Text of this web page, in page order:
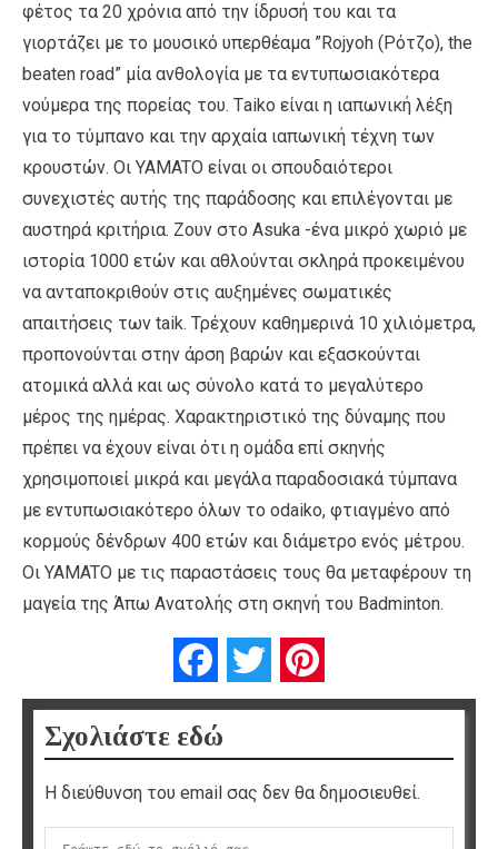
φέτος τα 20 χρόνια από την ίδρυσή του και τα
γιορτάζει με το μουσικό υπερθέαμα ”Rojyoh (Ρότζο), the
beaten road” μία ανθολογία με τα εντυπωσιακότερα
νούμερα της πορείας του. Τaiko είναι η ιαπωνική λέξη
για το τύμπανο και την αρχαία ιαπωνική τέχνη των
κρουστών. Οι YAMATO είναι οι σπουδαιότεροι
συνεχιστές αυτής της παράδοσης και επιλέγονται με
αυστηρά κριτήρια. Ζουν στο Asuka -ένα μικρό χωριό με
ιστορία 1000 ετών και αθλούνται σκληρά προκειμένου
να ανταποκριθούν στις αυξημένες σωματικές
απαιτήσεις των taik. Τρέχουν καθημερινά 10 χιλιόμετρα,
προπονούνται στην άρση βαρών και εξασκούνται
ατομικά αλλά και ως σύνολο κατά το μεγαλύτερο
μέρος της ημέρας. Χαρακτηριστικό της δύναμης που
πρέπει να έχουν είναι ότι η ομάδα επί σκηνής
χρησιμοποιεί μικρά και μεγάλα παραδοσιακά τύμπανα
με εντυπωσιακότερο όλων το odaiko, φτιαγμένο από
κορμούς δένδρων 400 ετών και διάμετρο ενός μέτρου.
Οι YAMATO με τις παραστάσεις τους θα μεταφέρουν τη
μαγεία της Άπω Ανατολής στη σκηνή του Badminton.
FacebookTwitter
Σχολιάστε εδώ
Η διεύθυνση του email σας δεν θα δημοσιευθεί.